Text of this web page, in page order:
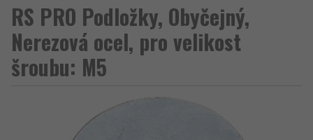
RS PRO Podložky, Obyčejný,
Nerezová ocel, pro velikost
šroubu: M5